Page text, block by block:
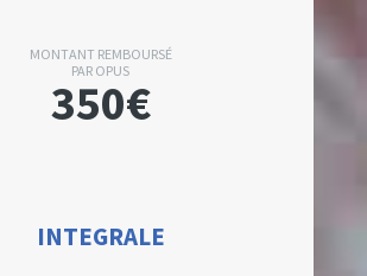
MONTANT REMBOURSÉ
PAR OPUS
350€
INTEGRALE